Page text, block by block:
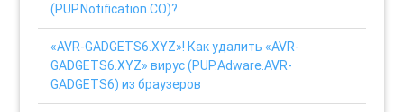
(PUP.Notification.CO)?
«AVR-GADGETS6.XYZ»! Как удалить «AVR-
GADGETS6.XYZ» вирус (PUP.Adware.AVR-
GADGETS6) из браузеров